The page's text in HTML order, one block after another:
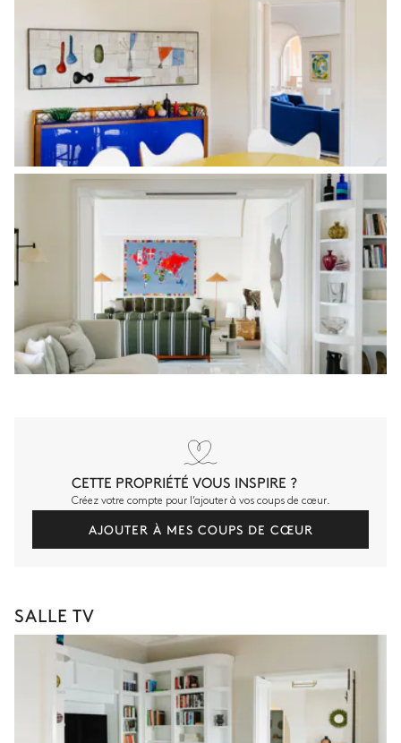
CETTE PROPRIÉTÉ VOUS INSPIRE ?
Créez votre compte pour l’ajouter à vos coups de cœur.
AJOUTER À MES COUPS DE CŒUR
SALLE TV